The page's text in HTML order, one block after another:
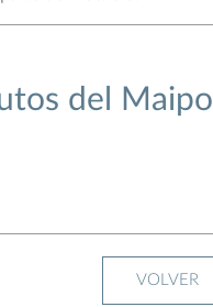
del Maipo
VOLVER